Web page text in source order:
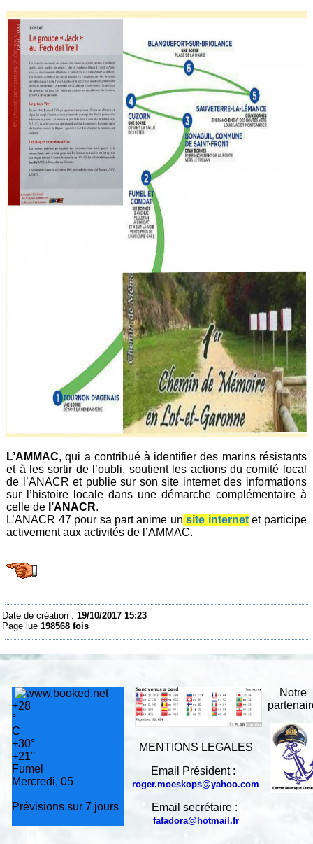
L’AMMAC, qui a contribué à identifier des marins résistants
et à les sortir de l’oubli, soutient les actions du comité local
de l’ANACR et publie sur son site internet des informations
sur l’histoire locale dans une démarche complémentaire à
celle de l’ANACR.
L’ANACR 47 pour sa part anime un site internetet participe
activement aux activités de l’AMMAC.
Date de création :19/10/2017 15:23
Page lue198568 fois
+28
°
C
+30°
+21°
Fumel
Mercredi, 05
Prévisions sur 7 jours
MENTIONS LEGALES
Email Président :
roger.moeskops@yahoo.com
Email secrétaire :
fafadora@hotmail.fr
Notre